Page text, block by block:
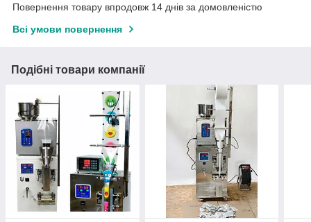
Повернення товару впродовж 14 днів за домовленістю
Всі умови повернення
Подібні товари компанії